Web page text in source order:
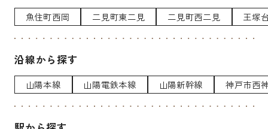
魚住町西岡 二見町東二見 二見町西二見 王塚
沿線から探す
山陽本線 山陽電鉄本線 山陽新幹線 神戸市西